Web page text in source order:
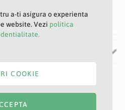
a-ti asigura o experienta
website. Vezi politica
COOKIE